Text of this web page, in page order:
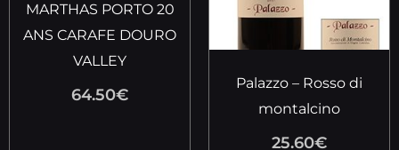
MARTHAS PORTO 20
ANS CARAFE DOURO
VALLEY
64.50€
Palazzo – Rosso di
montalcino
25.60€